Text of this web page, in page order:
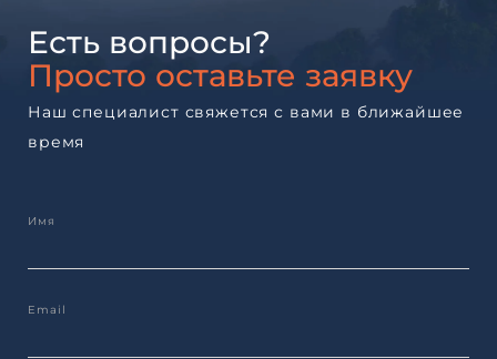
Есть вопросы?
Просто оставьте заявку
Наш специалист свяжется с вами в ближайшее
время